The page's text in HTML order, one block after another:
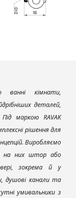
кімнати,
деталей,
маркою RAVAK
рішення для
Виробляємо
на них штор або
зокрема й у
душові канали та
умивальники з